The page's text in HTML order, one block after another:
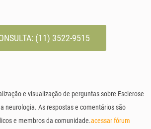
(11) 3522-9515
e visualização de perguntas sobre Esclerose
neurologia. As respostas e comentários são
e membros da comunidade.acessar fórum